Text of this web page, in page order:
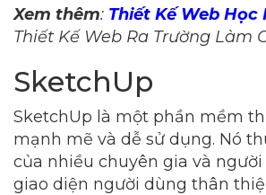
Xem thêm: Thiết Kế Web Học
Thiết Kế Web Ra Trường Làm
SketchUp
SketchUp là một phần mềm
mạnh mẽ và dễ sử dụng. Nó
của nhiều chuyên gia và người
giao diện người dùng thân